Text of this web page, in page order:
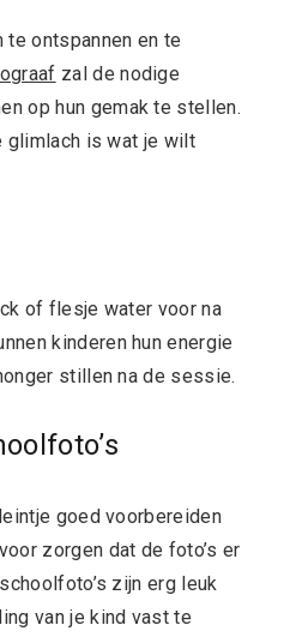
te ontspannen en te
zal de nodige
op hun gemak te stellen.
glimlach is wat je wilt
of flesje water voor na
kinderen hun energie
stillen na de sessie.
goed voorbereiden
zorgen dat de foto’s er
zijn erg leuk
van je kind vast te